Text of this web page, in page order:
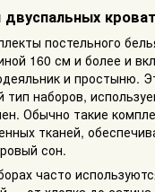
постельного
160 см и более и
и простыню.
тип наборов,
Обычно такие
тканей,
сон.
часто